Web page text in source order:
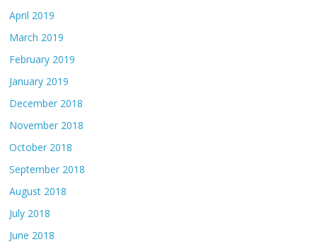
April 2019
March 2019
February 2019
January 2019
December 2018
November 2018
October 2018
September 2018
August 2018
July 2018
June 2018